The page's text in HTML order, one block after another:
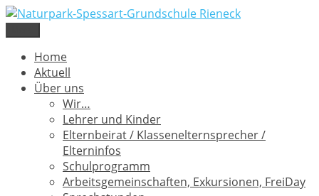
Zum
Naturpark-Spessart-Grundschule Rieneck
Lamperweg 3, 97794 Rieneck
Home
Aktuell
Über uns
Wir…
Lehrer und Kinder
Elternbeirat / Klassenelternsprecher /
Elterninfos
Schulprogramm
Arbeitsgemeinschaften, Exkursionen, FreiDay